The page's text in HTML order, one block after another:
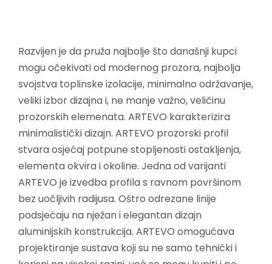
Razvijen je da pruža najbolje što današnji kupci
mogu očekivati ​​od modernog prozora, najbolja
svojstva toplinske izolacije, minimalno održavanje,
veliki izbor dizajna i, ne manje važno, veličinu
prozorskih elemenata. ARTEVO karakterizira
minimalistički dizajn. ARTEVO prozorski profil
stvara osjećaj potpune stopljenosti ostakljenja,
elementa okvira i okoline. Jedna od varijanti
ARTEVO je izvedba profila s ravnom površinom
bez uočljivih radijusa. Oštro odrezane linije
podsjećaju na nježan i elegantan dizajn
aluminijskih konstrukcija. ARTEVO omogućava
projektiranje sustava koji su ne samo tehnički i